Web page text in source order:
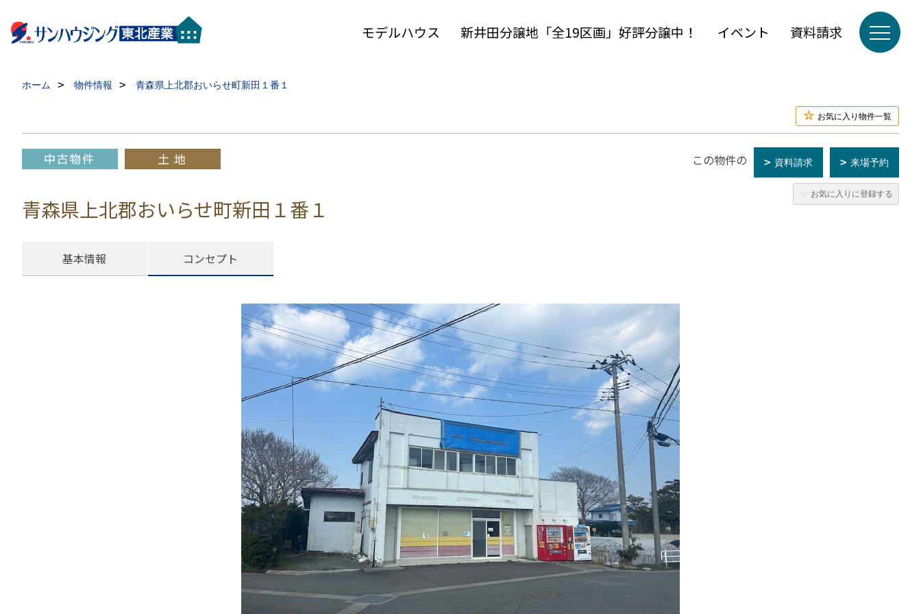
モデルハウス 新井田分譲地「全19区画」好評分譲中！ イベント 資料請求
ホーム 物件情報 青森県上北郡おいらせ町新田１番１
お気に入り物件一覧
青森県上北郡おいらせ町新田１番１
お気に入りに登録する
この物件の 資料請求 来場予約
基本情報 コンセプト